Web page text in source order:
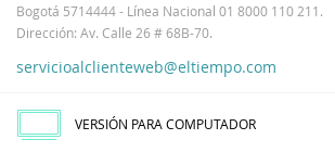
Bogotá 5714444 - Línea Nacional 01 8000 110 211.
Dirección: Av. Calle 26 # 68B-70.
servicioalclienteweb@eltiempo.com
VERSIÓN PARA COMPUTADOR